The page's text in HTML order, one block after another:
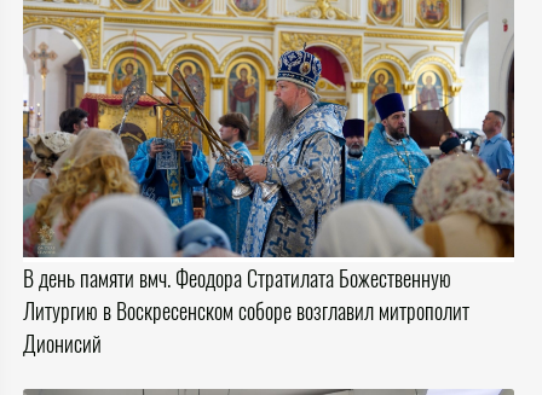
В день памяти вмч. Феодора Стратилата Божественную
Литургию в Воскресенском соборе возглавил митрополит
Дионисий